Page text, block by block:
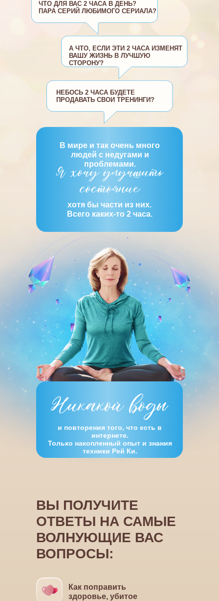
Как поправить
здоровье, убитое
ЧТО ДЛЯ ВАС 2 ЧАСА В ДЕНЬ?
ПАРА СЕРИЙ ЛЮБИМОГО СЕРИАЛА?
А ЧТО, ЕСЛИ ЭТИ 2 ЧАСА ИЗМЕНЯТ
ВАШУ ЖИЗНЬ В ЛУЧШУЮ
СТОРОНУ?
НЕБОСЬ 2 ЧАСА БУДЕТЕ
ПРОДАВАТЬ СВОИ ТРЕНИНГИ?
В мире и так очень много
людей с недугами и
проблемами.
хотя бы части из них.
Всего каких-то 2 часа.
и повторения того, что есть в
интернете.
Только накопленный опыт и знания
техники Рей Ки.
ВЫ ПОЛУЧИТЕ
ОТВЕТЫ НА САМЫЕ
ВОЛНУЮЩИЕ ВАС
ВОПРОСЫ: